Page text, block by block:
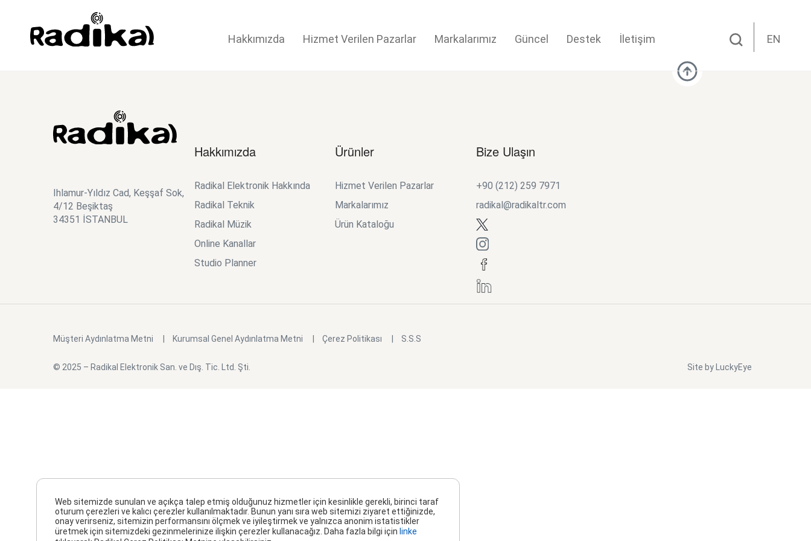
Hakkımızda Hizmet Verilen Pazarlar Markalarımız Güncel Destek İletişim EN
Ihlamur-Yıldız Cad, Keşşaf Sok,
4/12 Beşiktaş
34351 İSTANBUL
Hakkımızda
Radikal Elektronik Hakkında
Radikal Teknik
Radikal Müzik
Online Kanallar
Studio Planner
Ürünler
Hizmet Verilen Pazarlar
Markalarımız
Ürün Kataloğu
Bize Ulaşın
+90 (212) 259 7971
radikal@radikaltr.com
Müşteri Aydınlatma Metni Kurumsal Genel Aydınlatma Metni Çerez Politikası S.S.S
© 2025 – Radikal Elektronik San. ve Dış. Tic. Ltd. Şti. Site by LuckyEye
Web sitemizde sunulan ve açıkça talep etmiş olduğunuz hizmetler için kesinlikle gerekli, birinci taraf
oturum çerezleri ve kalıcı çerezler kullanılmaktadır. Bunun yanı sıra web sitemizi ziyaret ettiğinizde,
onay verirseniz, sitemizin performansını ölçmek ve iyileştirmek ve yalnızca anonim istatistikler
üretmek için sitemizdeki gezinmelerinize ilişkin çerezler kullanacağız. Daha fazla bilgi için linke